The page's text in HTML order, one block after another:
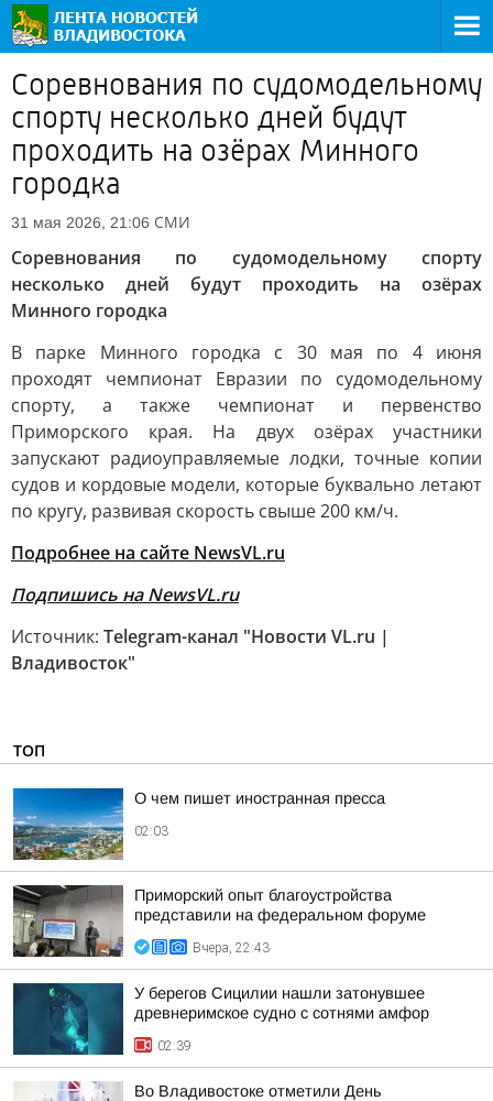
Соревнования по судомодельному
спорту несколько дней будут
проходить на озёрах Минного
городка
31 мая 2026, 21:06 СМИ
Соревнования по судомодельному спорту
несколько дней будут проходить на озёрах
Минного городка
В парке Минного городка с 30 мая по 4 июня
проходят чемпионат Евразии по судомодельному
спорту, а также чемпионат и первенство
Приморского края. На двух озёрах участники
запускают радиоуправляемые лодки, точные копии
судов и кордовые модели, которые буквально летают
по кругу, развивая скорость свыше 200 км/ч.
Подробнее на сайте NewsVL.ru
Подпишись на NewsVL.ru
Источник: Telegram-канал "Новости VL.ru |
Владивосток"
ТОП
О чем пишет иностранная пресса
02:03
Приморский опыт благоустройства
представили на федеральном форуме
Вчера, 22:43
У берегов Сицилии нашли затонувшее
древнеримское судно с сотнями амфор
02:39
Во Владивостоке отметили День